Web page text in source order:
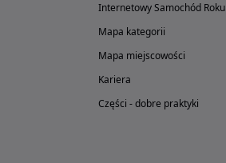
Internetowy Samochód Roku
Mapa kategorii
Mapa miejscowości
Kariera
Części - dobre praktyki